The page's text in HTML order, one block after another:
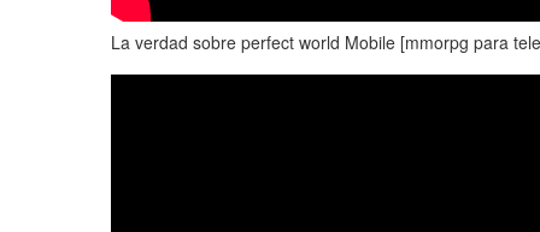
La verdad sobre perfect world Mobile [mmorpg para